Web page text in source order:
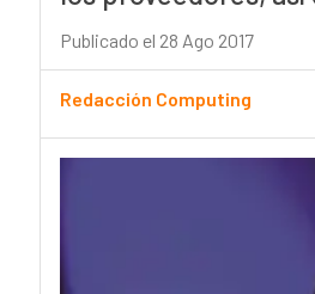
Publicado el 28 Ago 2017
Redacción Computing